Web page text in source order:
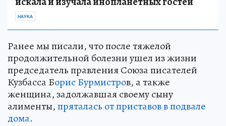
НАУКА
Ранее мы писали, что после тяжелой
продолжительной болезни ушел из жизни
председатель правления Союза писателей
Кузбасса Борис Бурмистров, а также
женщина, задолжавшая своему сыну
алименты,пряталась от приставов в подвале
дома.